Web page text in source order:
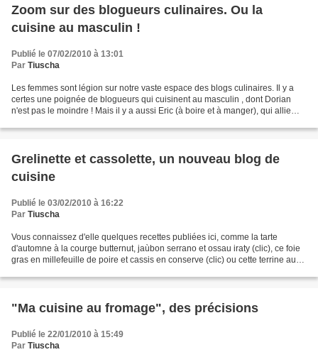
Zoom sur des blogueurs culinaires. Ou la
cuisine au masculin !
Publié le 07/02/2010 à 13:01
Par Tiuscha
Les femmes sont légion sur notre vaste espace des blogs culinaires. Il y a
certes une poignée de blogueurs qui cuisinent au masculin , dont Dorian
n'est pas le moindre ! Mais il y a aussi Eric (à boire et à manger), qui allie
Grelinette et cassolette, un nouveau blog de
cuisine
Publié le 03/02/2010 à 16:22
Par Tiuscha
Vous connaissez d'elle quelques recettes publiées ici, comme la tarte
d'automne à la courge butternut, jaùbon serrano et ossau iraty (clic), ce foie
gras en millefeuille de poire et cassis en conserve (clic) ou cette terrine au
"Ma cuisine au fromage", des précisions
Publié le 22/01/2010 à 15:49
Par Tiuscha